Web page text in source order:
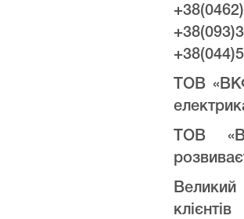
ТОВ
ТОВ
Великий